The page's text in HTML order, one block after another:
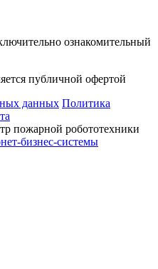
ознакомительный
публичной офертой
данных Политика
пожарной робототехники
бизнес-системы